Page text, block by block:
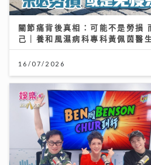
關節痛背後真相：可能不是勞損
己｜養和風濕病科專科黃佩茵醫
16/07/2026
《第四幕》亮相紐約亞洲電影節
獎」 笑言5公斤獎座「份量十足
獎項
25/07/2026